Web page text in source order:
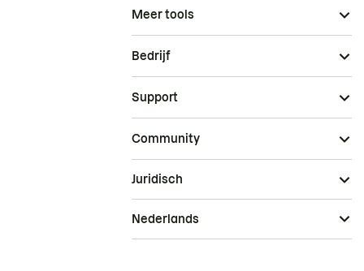
Meer tools
Bedrijf
Support
Community
Juridisch
Nederlands